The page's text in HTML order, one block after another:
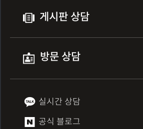
게시판 상담
방문 상담
실시간 상담
공식 블로그